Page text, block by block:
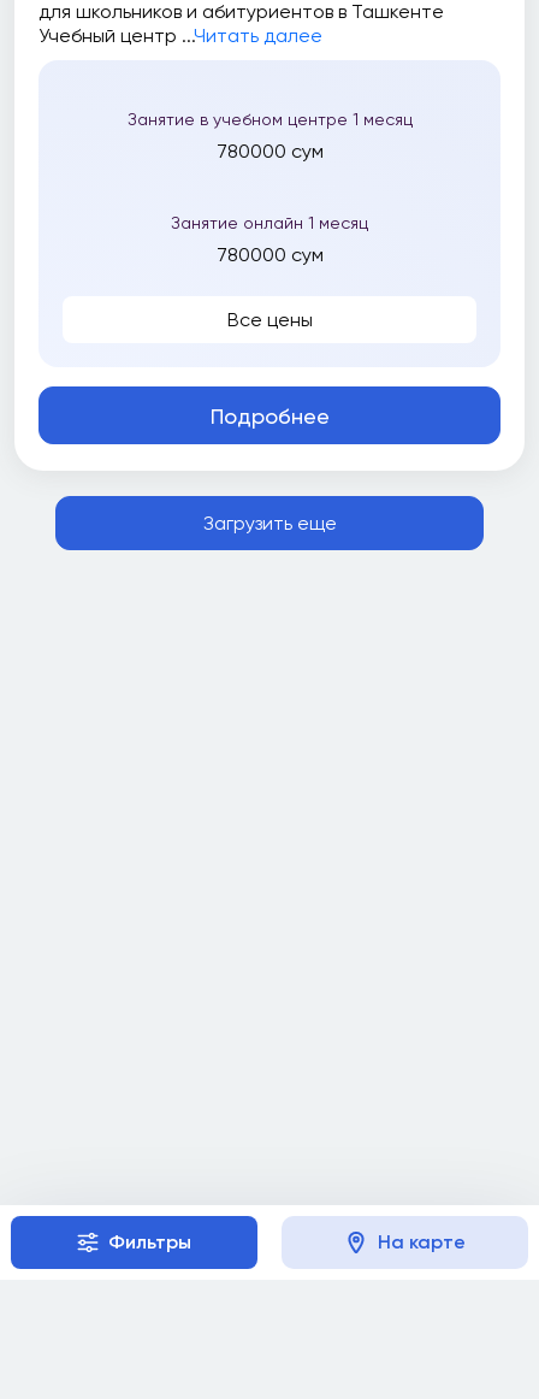
Фильтры На карте
для школьников и абитуриентов в Ташкенте
Учебный центр ...Читать далее
Занятие в учебном центре 1 месяц
780000 сум
Занятие онлайн 1 месяц
780000 сум
Все цены
Подробнее
Загрузить еще